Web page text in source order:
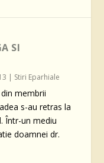
SI
| Stiri Eparhiale
membrii
s-au retras la
Într-un mediu
doamnei dr.